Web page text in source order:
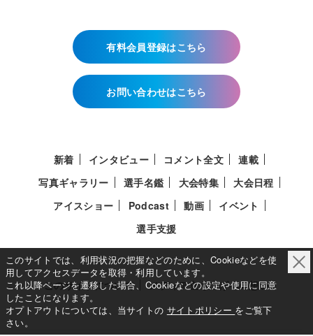
有料会員登録はこちら
お問い合わせはこちら
新着 インタビュー コメント全文
連載
写真ギャラリー
選手名鑑 大会特集
大会日程
アイスショー
Podcast 動画
イベント
選手支援
このサイトについて メディア立ち上げへの想い
このサイトでは、利用状況の把握などのために、Cookieなどを使
用してアクセスデータを取得・利用しています。
これ以降ページを遷移した場合、Cookieなどの設定や使用に同意
したことになります。
オプトアウトについては、当サイトの サイトポリシー をご覧下
さい。